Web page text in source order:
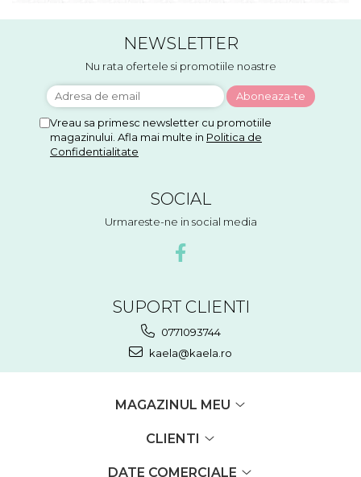
NEWSLETTER
Nu rata ofertele si promotiile noastre
Vreau sa primesc newsletter cu promotiile
magazinului. Afla mai multe in Politica de
Confidentialitate
SOCIAL
Urmareste-ne in social media
SUPORT CLIENTI
0771093744
kaela@kaela.ro
MAGAZINUL MEU
CLIENTI
DATE COMERCIALE